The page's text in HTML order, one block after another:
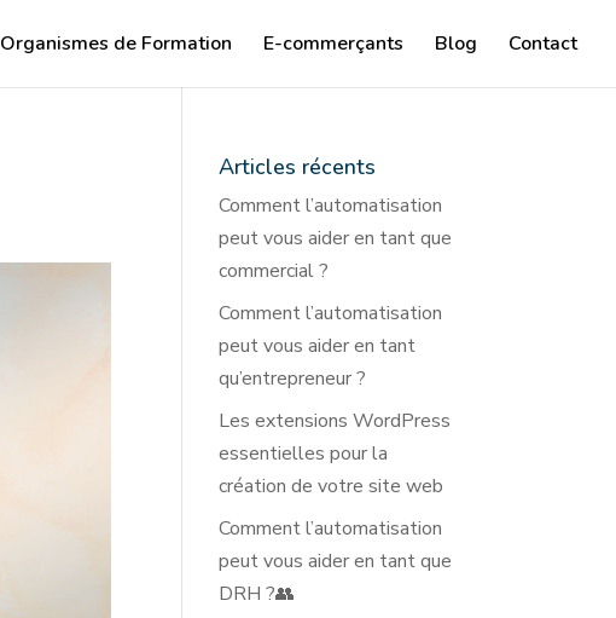
Organismes de Formation E-commerçants Blog Contact
Articles récents
Comment l’automatisation
peut vous aider en tant que
commercial ?
Comment l’automatisation
peut vous aider en tant
qu’entrepreneur ?
Les extensions WordPress
essentielles pour la
création de votre site web
Comment l’automatisation
peut vous aider en tant que
DRH ?👥